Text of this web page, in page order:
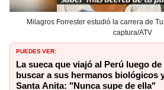
Milagros Forrester estudió la carrera de
captura/ATV
PUEDES VER:
La sueca que viajó al Perú luego
buscar a sus hermanos biológicos
Santa Anita: "Nunca supe de ella"